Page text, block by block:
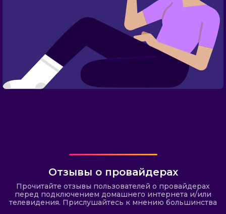
Отзывы о провайдерах
Прочитайте отзывы пользователей о провайдерах
перед подключением домашнего интернета и/или
телевидения. Прислушайтесь к мнению большинства